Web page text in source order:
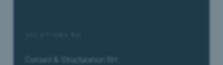
Conseil & Structuration RH